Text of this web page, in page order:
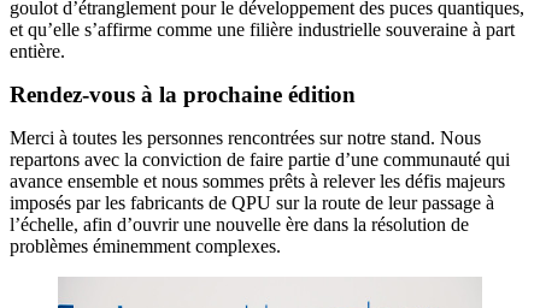
goulot d’étranglement pour le développement des puces quantiques,
et qu’elle s’affirme comme une filière industrielle souveraine à part
entière.
Rendez-vous à la prochaine édition
Merci à toutes les personnes rencontrées sur notre stand. Nous
repartons avec la conviction de faire partie d’une communauté qui
avance ensemble et nous sommes prêts à relever les défis majeurs
imposés par les fabricants de QPU sur la route de leur passage à
l’échelle, afin d’ouvrir une nouvelle ère dans la résolution de
problèmes éminemment complexes.